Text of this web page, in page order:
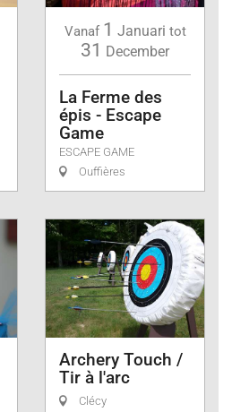
Vanaf 1 Januari tot
31 December
La Ferme des
épis - Escape
Game
ESCAPE GAME
Ouffières
Archery Touch /
Tir à l'arc
Clécy